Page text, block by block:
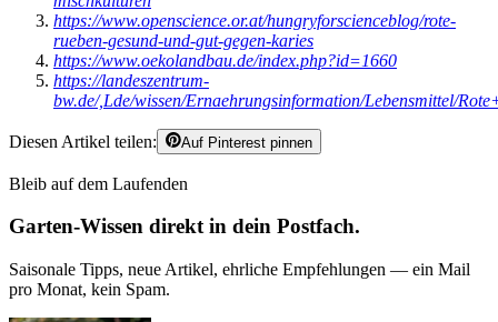
https://www.openscience.or.at/hungryforscienceblog/rote-
rueben-gesund-und-gut-gegen-karies
https://www.oekolandbau.de/index.php?id=1660
https://landeszentrum-
bw.de/,Lde/wissen/Ernaehrungsinformation/Lebensmittel/
Diesen Artikel teilen: Auf Pinterest pinnen
Bleib auf dem Laufenden
Garten-Wissen direkt in dein Postfach.
Saisonale Tipps, neue Artikel, ehrliche Empfehlungen — ein Mail
pro Monat, kein Spam.